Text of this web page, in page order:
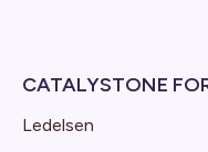
CATALYSTONE
Ledelsen